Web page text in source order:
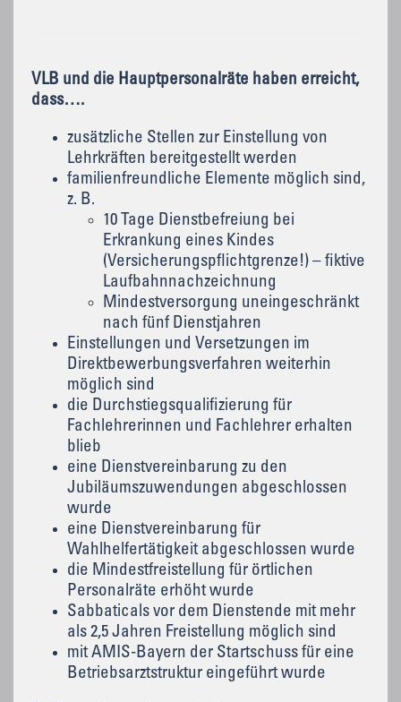
VLB und die Hauptpersonalräte haben erreicht,
dass….
zusätzliche Stellen zur Einstellung von
Lehrkräften bereitgestellt werden
familienfreundliche Elemente möglich sind,
z. B.
10 Tage Dienstbefreiung bei
Erkrankung eines Kindes
(Versicherungspflichtgrenze!) – fiktive
Laufbahnnachzeichnung
Mindestversorgung uneingeschränkt
nach fünf Dienstjahren
Einstellungen und Versetzungen im
Direktbewerbungsverfahren weiterhin
möglich sind
die Durchstiegsqualifizierung für
Fachlehrerinnen und Fachlehrer erhalten
blieb
eine Dienstvereinbarung zu den
Jubiläumszuwendungen abgeschlossen
wurde
eine Dienstvereinbarung für
Wahlhelfertätigkeit abgeschlossen wurde
die Mindestfreistellung für örtlichen
Personalräte erhöht wurde
Sabbaticals vor dem Dienstende mit mehr
als 2,5 Jahren Freistellung möglich sind
mit AMIS-Bayern der Startschuss für eine
Betriebsarztstruktur eingeführt wurde